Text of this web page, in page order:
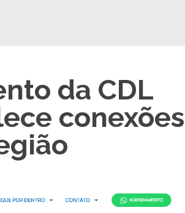
da CDL
conexões